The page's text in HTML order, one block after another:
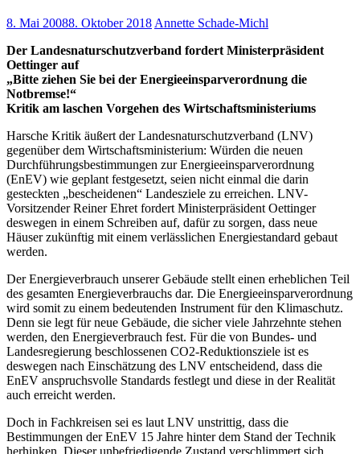
8. Mai 20088. Oktober 2018 Annette Schade-Michl
Der Landesnaturschutzverband fordert Ministerpräsident
Oettinger auf
„Bitte ziehen Sie bei der Energieeinsparverordnung die
Notbremse!“
Kritik am laschen Vorgehen des Wirtschaftsministeriums
Harsche Kritik äußert der Landesnaturschutzverband (LNV)
gegenüber dem Wirtschaftsministerium: Würden die neuen
Durchführungsbestimmungen zur Energieeinsparverordnung
(EnEV) wie geplant festgesetzt, seien nicht einmal die darin
gesteckten „bescheidenen“ Landesziele zu erreichen. LNV-
Vorsitzender Reiner Ehret fordert Ministerpräsident Oettinger
deswegen in einem Schreiben auf, dafür zu sorgen, dass neue
Häuser zukünftig mit einem verlässlichen Energiestandard gebaut
werden.
Der Energieverbrauch unserer Gebäude stellt einen erheblichen Teil
des gesamten Energieverbrauchs dar. Die Energieeinsparverordnung
wird somit zu einem bedeutenden Instrument für den Klimaschutz.
Denn sie legt für neue Gebäude, die sicher viele Jahrzehnte stehen
werden, den Energieverbrauch fest. Für die von Bundes- und
Landesregierung beschlossenen CO2-Reduktionsziele ist es
deswegen nach Einschätzung des LNV entscheidend, dass die
EnEV anspruchsvolle Standards festlegt und diese in der Realität
auch erreicht werden.
Doch in Fachkreisen sei es laut LNV unstrittig, dass die
Bestimmungen der EnEV 15 Jahre hinter dem Stand der Technik
herhinken. Dieser unbefriedigende Zustand verschlimmert sich